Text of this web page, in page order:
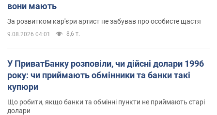
вони мають
За розвитком кар'єри артист не забував про особисте щастя
9.08.2026 04:01 8,6 т.
У ПриватБанку розповіли, чи дійсні долари 1996
року: чи приймають обмінники та банки такі
купюри
Що робити, якщо банки та обмінні пункти не приймають старі
долари